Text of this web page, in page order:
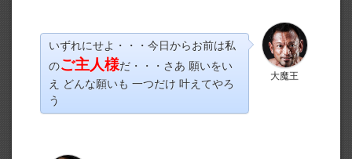
大魔王
いずれにせよ・・・今日からお前は私
のご主人様だ・・・さあ 願いをい
え どんな願いも 一つだけ 叶えてやろ
う